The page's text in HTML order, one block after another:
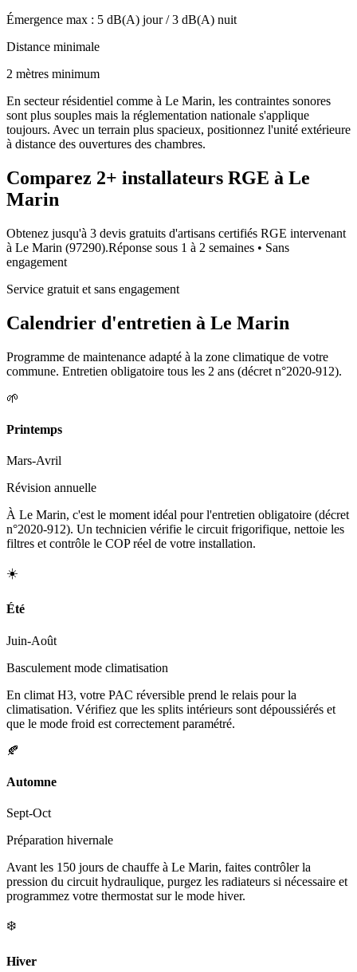
Émergence max : 5 dB(A) jour /3 dB(A) nuit
Distance minimale
2 mètres minimum
En secteur résidentiel comme à Le Marin, les contraintes sonores
sont plus souples mais la réglementation nationale s'applique
toujours. Avec un terrain plus spacieux, positionnez l'unité extérieure
à distance des ouvertures des chambres.
Comparez 2+ installateurs RGE à Le
Marin
Obtenez jusqu'à 3 devis gratuits d'artisans certifiés RGE intervenant
à Le Marin (97290).Réponse sous 1 à 2 semaines • Sans
engagement
Service gratuit et sans engagement
Calendrier d'entretien à Le Marin
Programme de maintenance adapté à la zone climatique de votre
commune. Entretien obligatoire tous les 2 ans (décret n°2020-912).
🌱
Printemps
Mars-Avril
Révision annuelle
À Le Marin, c'est le moment idéal pour l'entretien obligatoire (décret
n°2020-912). Un technicien vérifie le circuit frigorifique, nettoie les
filtres et contrôle le COP réel de votre installation.
☀️
Été
Juin-Août
Basculement mode climatisation
En climat H3, votre PAC réversible prend le relais pour la
climatisation. Vérifiez que les splits intérieurs sont dépoussiérés et
que le mode froid est correctement paramétré.
🍂
Automne
Sept-Oct
Préparation hivernale
Avant les 150 jours de chauffe à Le Marin, faites contrôler la
pression du circuit hydraulique, purgez les radiateurs si nécessaire et
programmez votre thermostat sur le mode hiver.
❄️
Hiver